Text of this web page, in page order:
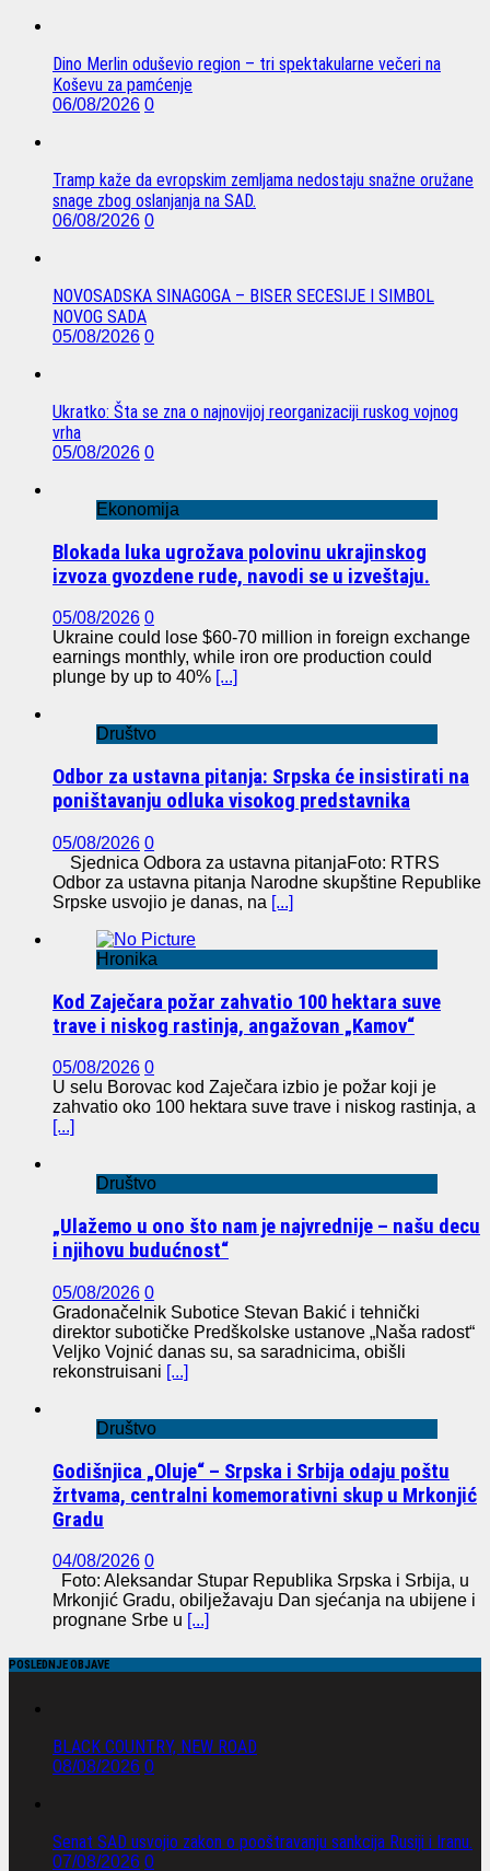
Dino Merlin oduševio region – tri spektakularne večeri na
Koševu za pamćenje
06/08/2026 0
Tramp kaže da evropskim zemljama nedostaju snažne oružane
snage zbog oslanjanja na SAD.
06/08/2026 0
NOVOSADSKA SINAGOGA – BISER SECESIJE I SIMBOL
NOVOG SADA
05/08/2026 0
Ukratko: Šta se zna o najnovijoj reorganizaciji ruskog vojnog
vrha
05/08/2026 0
Ekonomija
Blokada luka ugrožava polovinu ukrajinskog
izvoza gvozdene rude, navodi se u izveštaju.
05/08/2026 0
Ukraine could lose $60-70 million in foreign exchange
earnings monthly, while iron ore production could
plunge by up to 40% [...]
Društvo
Odbor za ustavna pitanja: Srpska će insistirati na
poništavanju odluka visokog predstavnika
05/08/2026 0
Sjednica Odbora za ustavna pitanjaFoto: RTRS
Odbor za ustavna pitanja Narodne skupštine Republike
Srpske usvojio je danas, na [...]
Hronika
Kod Zaječara požar zahvatio 100 hektara suve
trave i niskog rastinja, angažovan „Kamov“
05/08/2026 0
U selu Borovac kod Zaječara izbio je požar koji je
zahvatio oko 100 hektara suve trave i niskog rastinja, a
[...]
Društvo
„Ulažemo u ono što nam je najvrednije – našu decu
i njihovu budućnost“
05/08/2026 0
Gradonačelnik Subotice Stevan Bakić i tehnički
direktor subotičke Predškolske ustanove „Naša radost“
Veljko Vojnić danas su, sa saradnicima, obišli
rekonstruisani [...]
Društvo
Godišnjica „Oluje“ – Srpska i Srbija odaju poštu
žrtvama, centralni komemorativni skup u Mrkonjić
Gradu
04/08/2026 0
Foto: Aleksandar Stupar Republika Srpska i Srbija, u
Mrkonjić Gradu, obilježavaju Dan sjećanja na ubijene i
prognane Srbe u [...]
POSLEDNJE OBJAVE
BLACK COUNTRY, NEW ROAD
08/08/2026 0
Senat SAD usvojio zakon o pooštravanju sankcija Rusiji i Iranu.
07/08/2026 0